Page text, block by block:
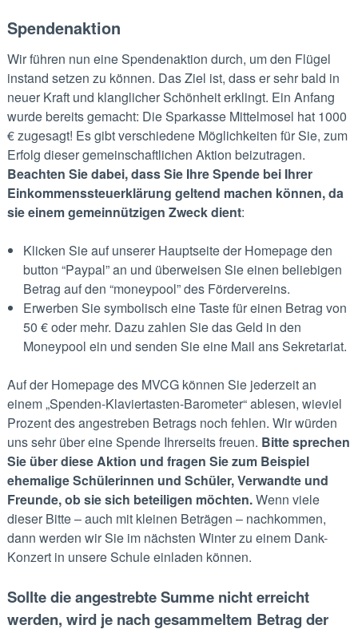
Spendenaktion
Wir führen nun eine Spendenaktion durch, um den Flügel
instand setzen zu können. Das Ziel ist, dass er sehr bald in
neuer Kraft und klanglicher Schönheit erklingt. Ein Anfang
wurde bereits gemacht: Die Sparkasse Mittelmosel hat 1000
€ zugesagt! Es gibt verschiedene Möglichkeiten für Sie, zum
Erfolg dieser gemeinschaftlichen Aktion beizutragen.
Beachten Sie dabei, dass Sie Ihre Spende bei Ihrer
Einkommenssteuerklärung geltend machen können, da
sie einem gemeinnützigen Zweck dient:
Klicken Sie auf unserer Hauptseite der Homepage den
button “Paypal” an und überweisen Sie einen beliebigen
Betrag auf den “moneypool” des Fördervereins.
Erwerben Sie symbolisch eine Taste für einen Betrag von
50 € oder mehr. Dazu zahlen Sie das Geld in den
Moneypool ein und senden Sie eine Mail ans Sekretariat.
Auf der Homepage des MVCG können Sie jederzeit an
einem „Spenden-Klaviertasten-Barometer“ ablesen, wieviel
Prozent des angestreben Betrags noch fehlen. Wir würden
uns sehr über eine Spende Ihrerseits freuen. Bitte sprechen
Sie über diese Aktion und fragen Sie zum Beispiel
ehemalige Schülerinnen und Schüler, Verwandte und
Freunde, ob sie sich beteiligen möchten.Wenn viele
dieser Bitte – auch mit kleinen Beträgen – nachkommen,
dann werden wir Sie im nächsten Winter zu einem Dank-
Konzert in unsere Schule einladen können.
Sollte die angestrebte Summe nicht erreicht
werden, wird je nach gesammeltem Betrag der